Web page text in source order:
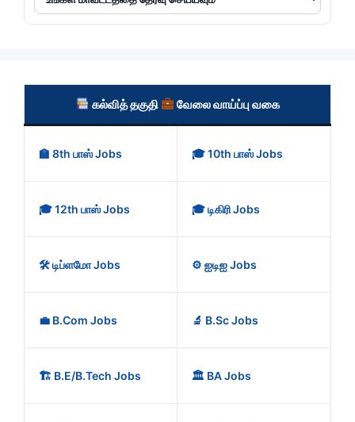
கல்வித் தகுதி வேலை வாய்ப்பு வகை
🏫 8th பாஸ் Jobs 🎓 10th பாஸ் Jobs
🎓 12th பாஸ் Jobs 🎓 டிகிரி Jobs
🛠️ டிப்ளமோ Jobs ⚙️ ஐடிஐ Jobs
💼 B.Com Jobs 🔬 B.Sc Jobs
🏗️ B.E/B.Tech Jobs 🏛️ BA Jobs